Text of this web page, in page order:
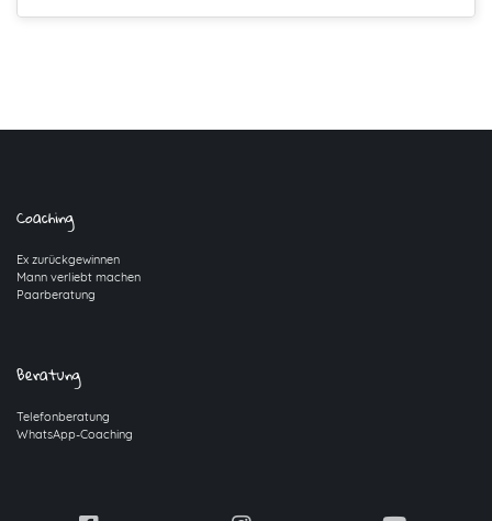
Coaching
Ex zurückgewinnen
Mann verliebt machen
Paarberatung
Beratung
Telefonberatung
WhatsApp-Coaching